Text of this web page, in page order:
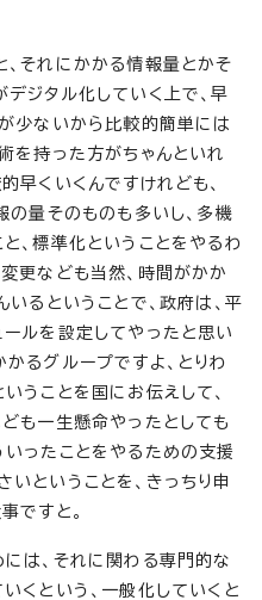
それにかかる情報量とかそ
ジタル化していく上で、早
少ないから比較的簡単には
を持った方がちゃんといれ
早くいくんですけれども、
量そのものも多いし、多機
、標準化ということをやるわ
更なども当然、時間がかか
いるということで、政府は、平
ルを設定してやったと思い
るグループですよ、とりわ
うことを国にお伝えして、
も一生懸命やったとしても
いったことをやるための支援
ということを、きっちり申
ですと。
は、それに関わる専門的な
くという、一般化していくと